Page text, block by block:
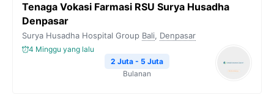
Tenaga Vokasi Farmasi RSU Surya Husadha
Denpasar
Surya Husadha Hospital Group Bali, Denpasar
4 Minggu yang lalu
2 Juta - 5 Juta
Bulanan